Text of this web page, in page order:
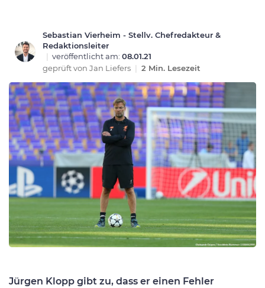
Sebastian Vierheim - Stellv. Chefredakteur &
Redaktionsleiter
| veröffentlicht am: 08.01.21
geprüft von Jan Liefers | 2 Min. Lesezeit
Jürgen Klopp gibt zu, dass er einen Fehler